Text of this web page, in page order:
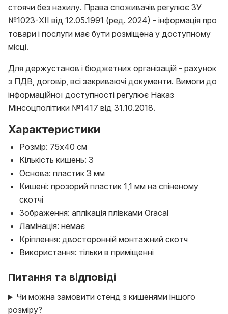
стоячи без нахилу. Права споживачів регулює ЗУ
№1023-XII від 12.05.1991 (ред. 2024) - інформація про
товари і послуги має бути розміщена у доступному
місці.
Для держустанов і бюджетних організацій - рахунок
з ПДВ, договір, всі закриваючі документи. Вимоги до
інформаційної доступності регулює Наказ
Мінсоцполітики №1417 від 31.10.2018.
Характеристики
Розмір: 75x40 см
Кількість кишень: 3
Основа: пластик 3 мм
Кишені: прозорий пластик 1,1 мм на спіненому
скотчі
Зображення: аплікація плівками Oracal
Ламінація: немає
Кріплення: двосторонній монтажний скотч
Використання: тільки в приміщенні
Питання та відповіді
Чи можна замовити стенд з кишенями іншого
розміру?